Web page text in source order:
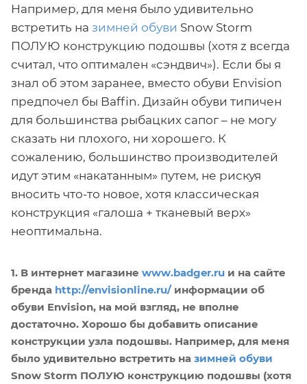
Например, для меня было удивительно
встретить на зимней обуви Snow Storm
ПОЛУЮ конструкцию подошвы (хотя z всегда
считал, что оптимален «сэндвич»). Если бы я
знал об этом заранее, вместо обуви Envision
предпочел бы Baffin. Дизайн обуви типичен
для большинства рыбацких сапог – не могу
сказать ни плохого, ни хорошего. К
сожалению, большинство производителей
идут этим «накатанным» путем, не рискуя
вносить что-то новое, хотя классическая
конструкция «галоша + тканевый верх»
неоптимальна.
1. В интернет магазине www.badger.ru и на сайте
бренда http://envisionline.ru/информации об
обуви Envision, на мой взгляд, не вполне
достаточно. Хорошо бы добавить описание
конструкции узла подошвы. Например, для меня
было удивительно встретить на зимней обуви
Snow Storm ПОЛУЮ конструкцию подошвы (хотя